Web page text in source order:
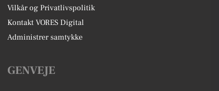
Vilkår og Privatlivspolitik
Kontakt VORES Digital
Administrer samtykke
GENVEJE